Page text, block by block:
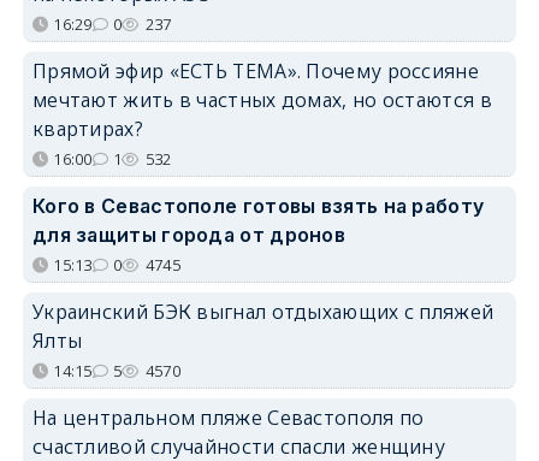
16:29 0 237
Прямой эфир «ЕСТЬ ТЕМА». Почему россияне
мечтают жить в частных домах, но остаются в
квартирах?
16:00 1 532
Кого в Севастополе готовы взять на работу
для защиты города от дронов
15:13 0 4745
Украинский БЭК выгнал отдыхающих с пляжей
Ялты
14:15 5 4570
На центральном пляже Севастополя по
счастливой случайности спасли женщину